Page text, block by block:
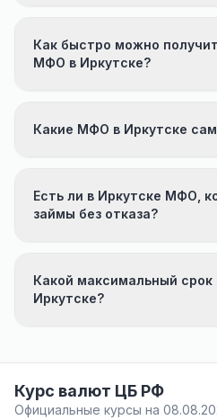
Как быстро можно
МФО в Иркутске?
Какие МФО в Иркутске
Есть ли в Иркутске МФО,
займы без отказа?
Какой максимальный срок
Иркутске?
Курс валют ЦБ РФ
Официальные курсы на